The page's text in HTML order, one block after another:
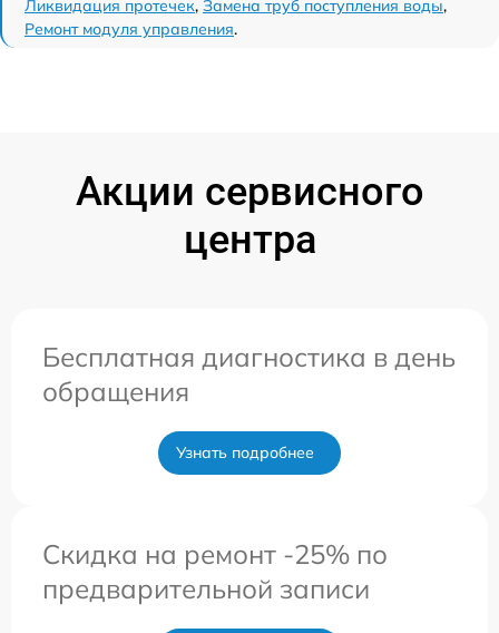
Ликвидация протечек, Замена труб поступления воды,
Ремонт модуля управления.
Акции сервисного
центра
Бесплатная диагностика в день
обращения
Узнать подробнее
Скидка на ремонт -25% по
предварительной записи